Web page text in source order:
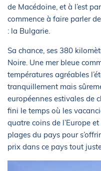
de Macédoine, et à l’est
commence à faire parler
: la Bulgarie.
Sa chance, ses 380
Noire. Une mer bleue
températures agréables
tranquillement mais
européennes estivales de
fini le temps où les
quatre coins de l’Europe
plages du pays pour
prix dans ce pays tout